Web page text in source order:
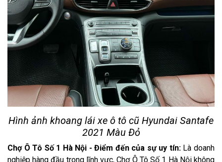
Hình ảnh khoang lái xe ô tô cũ Hyundai Santafe
2021 Màu Đỏ
Chợ Ô Tô Số 1 Hà Nội - Điểm đến của sự uy tín: Là doanh
nghiệp hàng đầu trong lĩnh vực, Chợ Ô Tô Số 1 Hà Nội không